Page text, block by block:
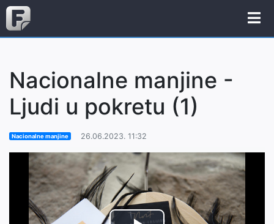
Nacionalne manjine -
Ljudi u pokretu (1)
Nacionalne manjine 26.06.2023. 11:32